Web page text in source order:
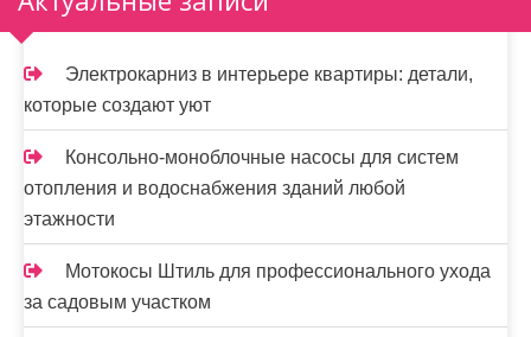
а
п
и
с
я
м
Электрокарниз в интерьере квартиры: детали,
которые создают уют
Консольно-моноблочные насосы для систем
отопления и водоснабжения зданий любой
этажности
Мотокосы Штиль для профессионального ухода
за садовым участком